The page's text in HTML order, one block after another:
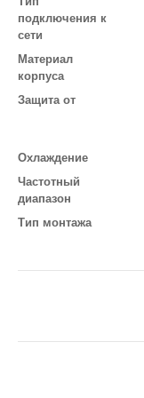
подключения к
сети
Материал
корпуса
Защита от
Охлаждение
Частотный
диапазон
Тип монтажа